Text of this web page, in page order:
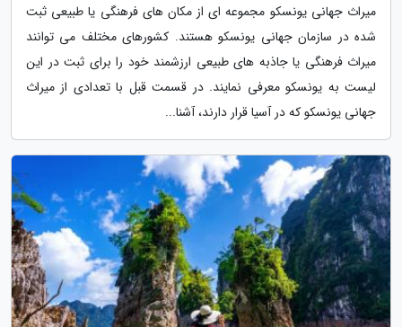
میراث جهانی یونسکو مجموعه ای از مکان های فرهنگی یا طبیعی ثبت
شده در سازمان جهانی یونسکو هستند. کشورهای مختلف می توانند
میراث فرهنگی یا جاذبه های طبیعی ارزشمند خود را برای ثبت در این
لیست به یونسکو معرفی نمایند. در قسمت قبل با تعدادی از میراث
جهانی یونسکو که در آسیا قرار دارند، آشنا...